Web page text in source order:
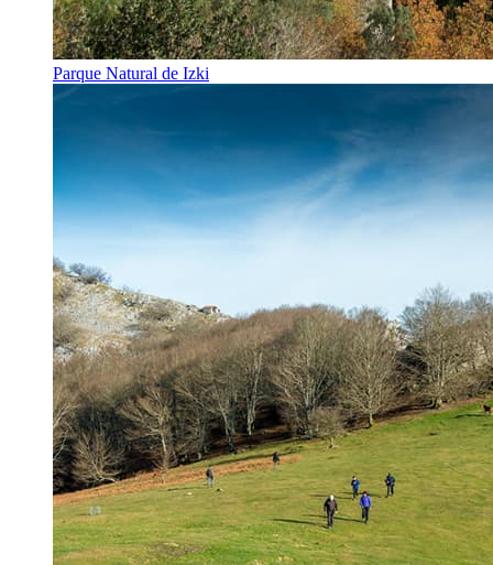
Parque Natural de Izki